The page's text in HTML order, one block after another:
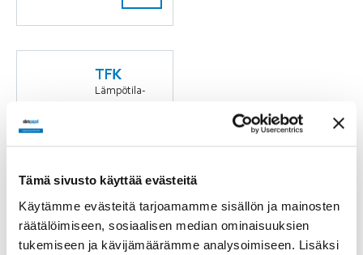
Tämä sivusto käyttää evästeitä
Käytämme evästeitä tarjoamamme sisällön ja mainosten
räätälöimiseen, sosiaalisen median ominaisuuksien
tukemiseen ja kävijämäärämme analysoimiseen. Lisäksi
TFK
Lämpötila-
u
s
ä
a
a
e
i
e